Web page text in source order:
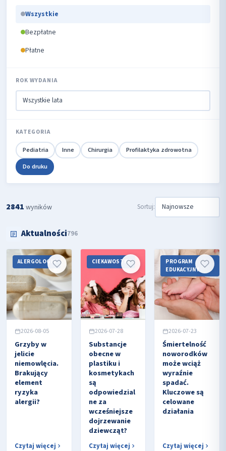
Wszystkie
Bezpłatne
Płatne
ROK WYDANIA
KATEGORIA
Pediatria Inne Chirurgia
Profilaktyka zdrowotna
Do druku
2841 wyników Sortuj:
Aktualności796
ALERGOLOGIA
2026-08-05
Grzyby w
jelicie
niemowlęcia.
Brakujący
element
ryzyka
alergii?
Czytaj więcej
CIEKAWOSTKI
2026-07-28
Substancje
obecne w
plastiku i
kosmetykach
są
odpowiedzial
ne za
wcześniejsze
dojrzewanie
dziewcząt?
Czytaj więcej
PROGRAM
EDUKACYJNY
2026-07-23
Śmiertelność
noworodków
może wciąż
wyraźnie
spadać.
Kluczowe są
celowane
działania
Czytaj więcej